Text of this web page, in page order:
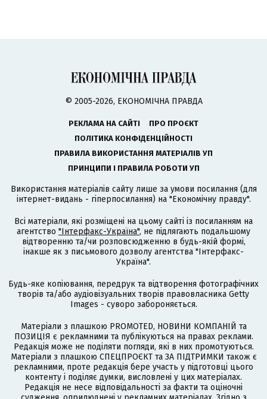
© 2005-2026, ЕКОНОМІЧНА ПРАВДА
РЕКЛАМА НА САЙТІ
ПРО ПРОЄКТ
ПОЛІТИКА КОНФІДЕНЦІЙНОСТІ
ПРАВИЛА ВИКОРИСТАННЯ МАТЕРІАЛІВ УП
ПРИНЦИПИ І ПРАВИЛА РОБОТИ УП
Використання матеріалів сайту лише за умови посилання (для
інтернет-видань - гіперпосилання) на "Економічну правду".
Всі матеріали, які розміщені на цьому сайті із посиланням на
агентство "Інтерфакс-Україна", не підлягають подальшому
відтворенню та/чи розповсюдженню в будь-якій формі,
інакше як з письмового дозволу агентства "Інтерфакс-
Україна".
Будь-яке копіювання, передрук та відтворення фотографічних
творів та/або аудіовізуальних творів правовласника Getty
Images - суворо забороняється.
Матеріали з плашкою PROMOTED, НОВИНИ КОМПАНІЙ та
ПОЗИЦІЯ є рекламними та публікуються на правах реклами.
Редакція може не поділяти погляди, які в них промотуються.
Матеріали з плашкою СПЕЦПРОЄКТ та ЗА ПІДТРИМКИ також є
рекламними, проте редакція бере участь у підготовці цього
контенту і поділяє думки, висловлені у цих матеріалах.
Редакція не несе відповідальності за факти та оціночні